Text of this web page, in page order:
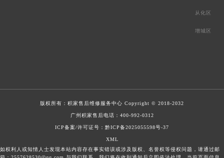
从化区
增城区
版权所有： 积家售后维修服务中心 Copyright © 2018-2032
广州积家售后电话： 400-992-0312
ICP备案/许可证号：黔ICP备2025055598号-37
XML
如权利人或知情人士发现本站内容存在事实错误或涉及版权、名誉权等侵权问题，请通过邮